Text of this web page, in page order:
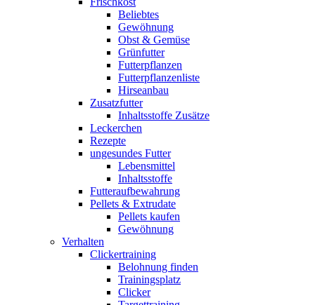
Beliebtes
Gewöhnung
Obst & Gemüse
Grünfutter
Futterpflanzen
Futterpflanzenliste
Hirseanbau
Zusatzfutter
Inhaltsstoffe Zusätze
Leckerchen
Rezepte
ungesundes Futter
Lebensmittel
Inhaltsstoffe
Futteraufbewahrung
Pellets & Extrudate
Pellets kaufen
Gewöhnung
Verhalten
Clickertraining
Belohnung finden
Trainingsplatz
Clicker